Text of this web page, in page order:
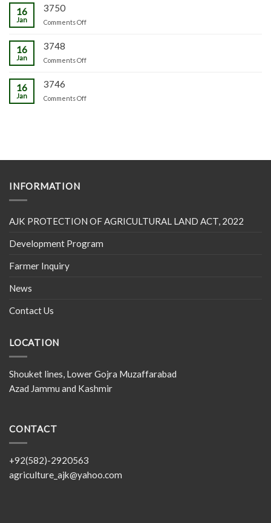
16
Jan
3750
Comments Offon
16
Jan
3748
Comments Offon
16
Jan
3746
Comments Offon
INFORMATION
AJK PROTECTION OF AGRICULTURAL LAND ACT, 2022
Development Program
Farmer Inquiry
News
Contact Us
LOCATION
Shouket lines, Lower Gojra Muzaffarabad
Azad Jammu and Kashmir
CONTACT
+92(582)-2920563
agriculture_ajk@yahoo.com